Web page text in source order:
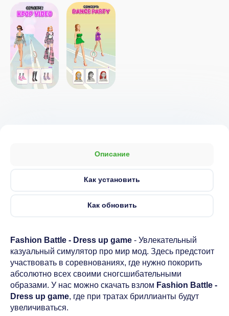
Описание
Как установить
Как обновить
Fashion Battle - Dress up game - Увлекательный
казуальный симулятор про мир мод. Здесь предстоит
участвовать в соревнованиях, где нужно покорить
абсолютно всех своими сногсшибательными
образами. У нас можно скачать взлом Fashion Battle -
Dress up game, где при тратах бриллианты будут
увеличиваться.